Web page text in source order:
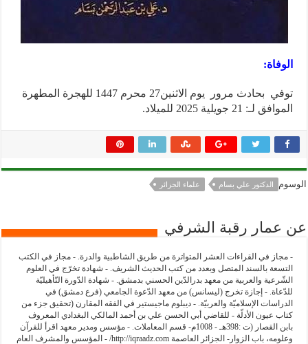
الوفاة:
توفي بحادث مرور يوم الاثنين27 محرم 1447 للهجرة المطهرة
الموافق لـ: 21 جويلية 2025 للميلاد.
الوسوم الدكتور علي بسام علماء الجزائر
عن عمار رقبة الشرفي
- مجاز في القراءات العشر المتواترة من طريق الشاطبية والدرة. - مجاز في الكتب
التسعة بالسند المتصل وبعدد من كتب الحديث الشريف. - شهادة تخرّج في العلوم
الشّرعية والعربية من معهد بدرالدّين الحسني بدمشق. - شهادة الدّورة التّأهيليّة
للدّعاة. - إجازة تخرج (ليسانس) من معهد الدّعوة الجامعي (فرع دمشق) في
الدراسات الإسلاميّة والعربيّة. - ديبلوم ماجيستير في الفقه المقارن (تحقيق جزء من
كتاب عيون الأدلّة - للقاضي أبي الحسن علي بن أحمد المالكي البغدادي المعروف
بابن القصار (ت :398هـ - 1008م- قسم المعاملات. - مؤسس ومدير معهد اقرأ للقرآن
وعلومه، باب الزوار- الجزائر العاصمة http://iqraadz.com/ - المؤسس والمشرف العام